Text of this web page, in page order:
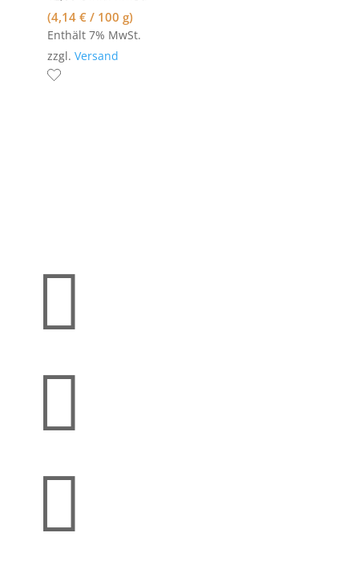
(4,14 €/ 100 g)
Enthält 7% MwSt.
zzgl. Versand


